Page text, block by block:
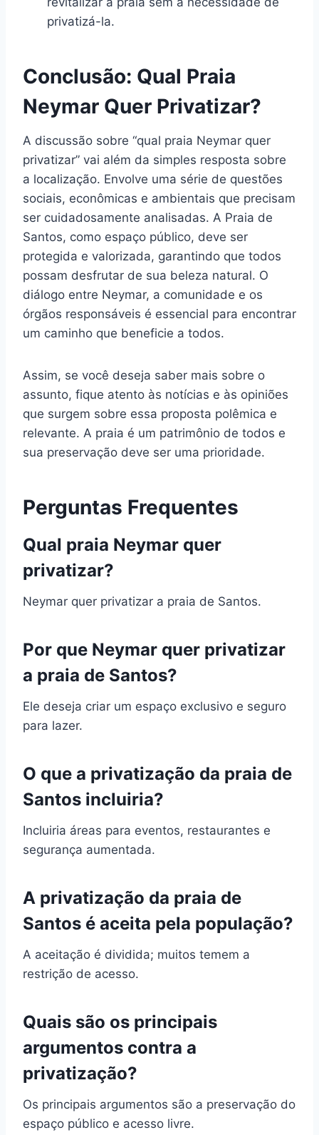
privatizá-la.
Conclusão: Qual Praia
Neymar Quer Privatizar?
A discussão sobre “qual praia Neymar quer
privatizar” vai além da simples resposta sobre
a localização. Envolve uma série de questões
sociais, econômicas e ambientais que precisam
ser cuidadosamente analisadas. A Praia de
Santos, como espaço público, deve ser
protegida e valorizada, garantindo que todos
possam desfrutar de sua beleza natural. O
diálogo entre Neymar, a comunidade e os
órgãos responsáveis é essencial para encontrar
um caminho que beneficie a todos.
Assim, se você deseja saber mais sobre o
assunto, fique atento às notícias e às opiniões
que surgem sobre essa proposta polêmica e
relevante. A praia é um patrimônio de todos e
sua preservação deve ser uma prioridade.
Perguntas Frequentes
Qual praia Neymar quer
privatizar?
Neymar quer privatizar a praia de Santos.
Por que Neymar quer privatizar
a praia de Santos?
Ele deseja criar um espaço exclusivo e seguro
para lazer.
O que a privatização da praia de
Santos incluiria?
Incluiria áreas para eventos, restaurantes e
segurança aumentada.
A privatização da praia de
Santos é aceita pela população?
A aceitação é dividida; muitos temem a
restrição de acesso.
Quais são os principais
argumentos contra a
privatização?
Os principais argumentos são a preservação do
espaço público e acesso livre.